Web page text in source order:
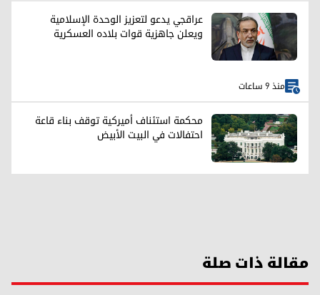
عراقجي يدعو لتعزيز الوحدة الإسلامية
ويعلن جاهزية قوات بلاده العسكرية
منذ 9 ساعات
محكمة استئناف أميركية توقف بناء قاعة
احتفالات في البيت الأبيض
مقالة ذات صلة